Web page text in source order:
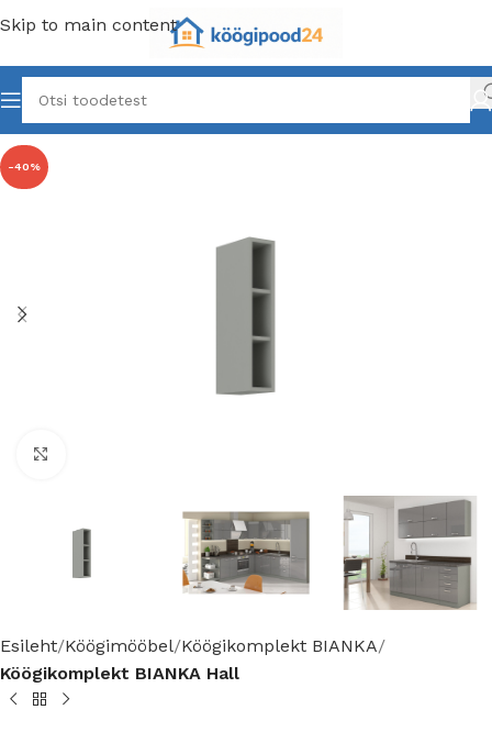
Skip to main content
-40%
Esileht Köögimööbel Köögikomplekt BIANKA
Köögikomplekt BIANKA Hall